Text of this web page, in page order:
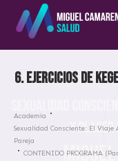
6. Ejercicios de
Academia
Sexualidad Consciente: El
Pareja
CONTENIDO PROGRAMA